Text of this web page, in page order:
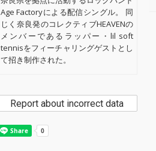
Age Factoryによる配信シングル。 同
じく奈良発のコレクティブHEAVENの
メンバーであるラッパー・lil soft
tennisをフィーチャリングゲストとし
て招き制作された。
Report about incorrect data